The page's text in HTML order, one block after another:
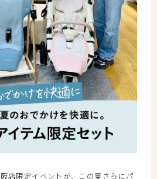
店限定イベントが、この夏さらにパ